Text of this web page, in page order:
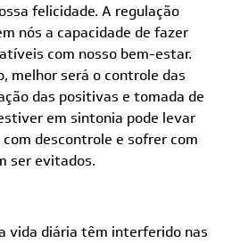
felicidade. A regulação
nós a capacidade de fazer
com nosso bem-estar.
melhor será o controle das
das positivas e tomada de
em sintonia pode levar
descontrole e sofrer com
ser evitados.
vida diária têm interferido nas